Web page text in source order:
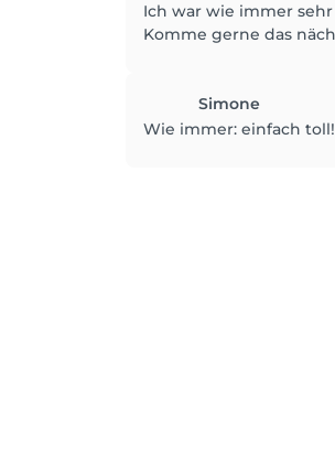
Ich war wie immer
Komme gerne das
Simone
Wie immer: einfach